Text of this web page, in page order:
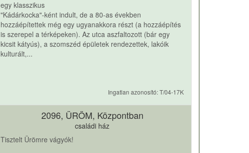
egy klasszikus
"Kádárkocka"-ként indult, de a 80-as években
hozzáépítettek még egy ugyanakkora részt (a hozzáépítés
is szerepel a térképeken). Az utca aszfaltozott (bár egy
kicsit kátyús), a szomszéd épületek rendezettek, lakóik
kulturált,...
Ingatlan azonosító: T/04-17K
2096, ÜRÖM, Központban
családi ház
Tisztelt Ürömre vágyók!